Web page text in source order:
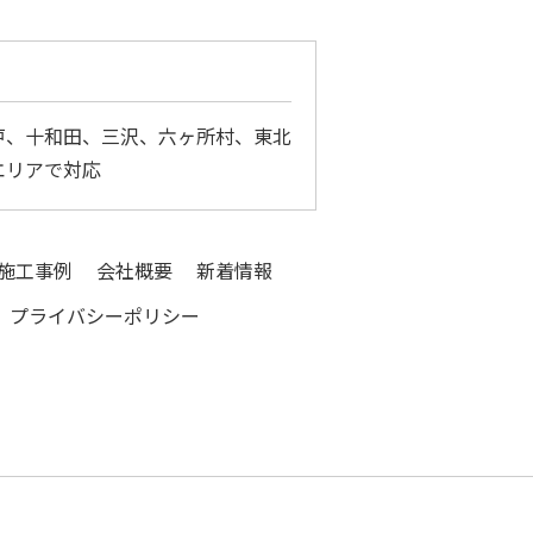
十和田、三沢、六ヶ所村、東北
アで対応
工事例 会社概要
新着情報
プライバシーポリシー